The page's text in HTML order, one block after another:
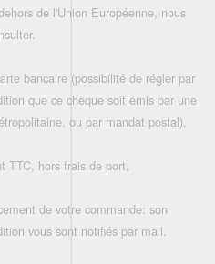
de l'Union Européenne, nous
bancaire (possibilité de régler par
que ce chèque soit émis par une
ou par mandat postal),
TTC, hors frais de port,
de votre commande: son
vous sont notifiés par mail.